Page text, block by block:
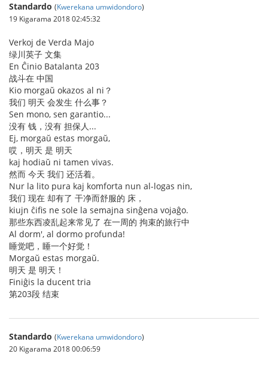
Standardo (Kwerekana umwidondoro)
19 Kigarama 2018 02:45:32
Verkoj de Verda Majo
绿川英子 文集
En Ĉinio Batalanta 203
战斗在 中国
Kio morgaŭ okazos al ni？
我们 明天 会发生 什么事？
Sen mono, sen garantio...
没有 钱，没有 担保人...
Ej, morgaŭ estas morgaŭ,
哎，明天 是 明天
kaj hodiaŭ ni tamen vivas.
然而 今天 我们 还活着。
Nur la lito pura kaj komforta nun al-logas nin,
我们 现在 却有了 干净而舒服的 床，
kiujn ĉifis ne sole la semajna sinĝena vojaĝo.
那些东西凌乱起来常见了 在一周的 拘束的旅行中
Al dorm', al dormo profunda!
睡觉吧，睡一个好觉！
Morgaŭ estas morgaŭ.
明天 是 明天！
Finiĝis la ducent tria
第203段 结束
Standardo (Kwerekana umwidondoro)
20 Kigarama 2018 00:06:59